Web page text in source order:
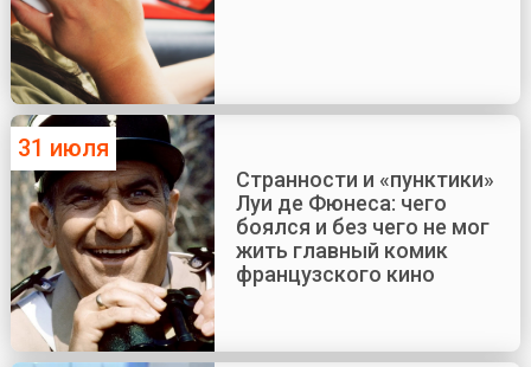
31 июля
Странности и «пунктики»
Луи де Фюнеса: чего
боялся и без чего не мог
жить главный комик
французского кино